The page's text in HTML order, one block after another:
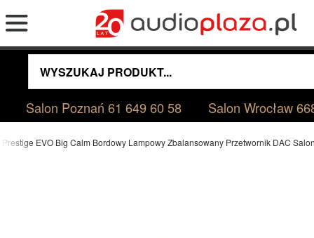
Salon Poznań61 649 60 58 Salon Wrocław
EVO Big Calm Bordowy Lampowy Zbalansowany Przetwornik DAC